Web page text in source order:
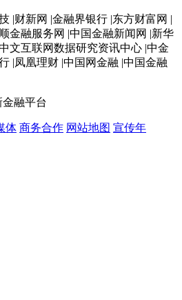
|财新网 |金融界银行 |东方财富网 |
金融服务网 |中国金融新闻网 |新华
文互联网数据研究资讯中心 |中金
|凤凰理财 |中国网金融 |中国金融
融平台
体 商务合作 网站地图 宣传年